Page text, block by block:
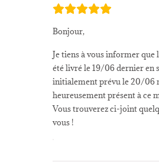
Bonjour,
Je tiens à vous informer que
été livré le 19/06 dernier en
initialement prévu le 20/06
heureusement présent à ce
Vous trouverez ci-joint
vous !